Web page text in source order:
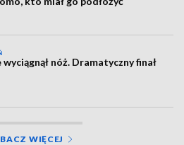
wyciągnął nóż. Dramatyczny finał
WIĘCEJ